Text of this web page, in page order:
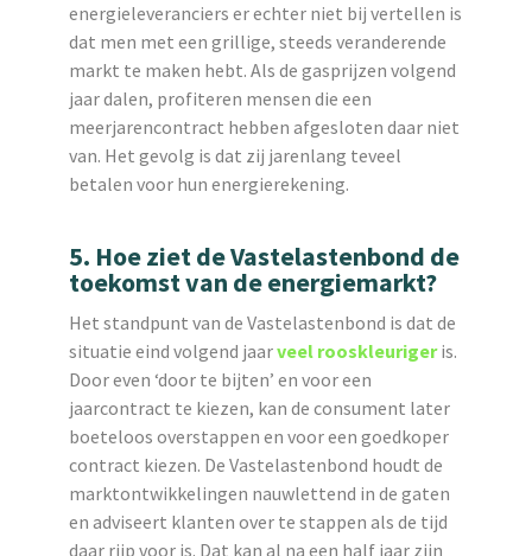
energieleveranciers er echter niet bij vertellen is
dat men met een grillige, steeds veranderende
markt te maken hebt. Als de gasprijzen volgend
jaar dalen, profiteren mensen die een
meerjarencontract hebben afgesloten daar niet
van. Het gevolg is dat zij jarenlang teveel
betalen voor hun energierekening.
5. Hoe ziet de Vastelastenbond de
toekomst van de energiemarkt?
Het standpunt van de Vastelastenbond is dat de
situatie eind volgend jaarveel rooskleurigeris.
Door even ‘door te bijten’ en voor een
jaarcontract te kiezen, kan de consument later
boeteloos overstappen en voor een goedkoper
contract kiezen. De Vastelastenbond houdt de
marktontwikkelingen nauwlettend in de gaten
en adviseert klanten over te stappen als de tijd
daar rijp voor is. Dat kan al na een half jaar zijn